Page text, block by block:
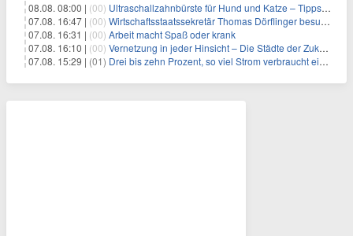
08.08. 08:00 | (00) Ultraschallzahnbürste für Hund und Katze – Tipps zur erfolgreichen Eingewöhnung
07.08. 16:47 | (00) Wirtschaftsstaatssekretär Thomas Dörflinger besucht Handwerksbetrieb im Kammerbezirk Freiburg
07.08. 16:31 | (00) Arbeit macht Spaß oder krank
07.08. 16:10 | (00) Vernetzung in jeder Hinsicht – Die Städte der Zukunft sind grün-blau
07.08. 15:29 | (01) Drei bis zehn Prozent, so viel Strom verbraucht ein Aufzug im Gebäude